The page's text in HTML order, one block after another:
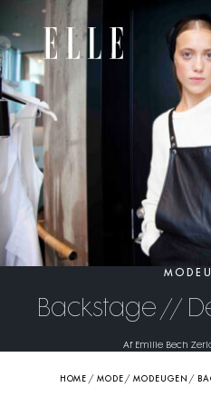
Backstage //
Af Emilie Bech
HOME / MODE /MODEUGEN /